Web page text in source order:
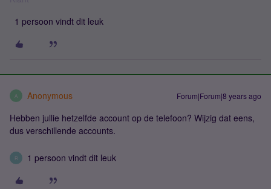
1 persoon vindt dit leuk
A Anonymous Forum|Forum|8 years ago
Hebben jullie hetzelfde account op de telefoon? Wijzig dat eens,
dus verschillende accounts.
R 1 persoon vindt dit leuk